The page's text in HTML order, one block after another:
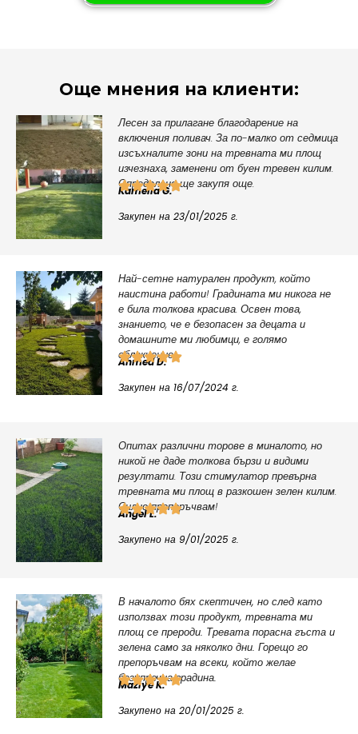
Още мнения на клиенти:
Лесен за прилагане благодарение на
включения поливач. За по-малко от седмица
изсъхналите зони на тревната ми площ
изчезнаха, заменени от буен тревен килим.
Определено ще закупя още.
Kamelia G.
Закупен на 23/01/2025 г.
Най-сетне натурален продукт, който
наистина работи! Градината ми никога не
е била толкова красива. Освен това,
знанието, че е безопасен за децата и
домашните ми любимци, е голямо
облекчение.
Ahmed D.
Закупен на 16/07/2024 г.
Опитах различни торове в миналото, но
никой не даде толкова бързи и видими
резултати. Този стимулатор превърна
тревната ми площ в разкошен зелен килим.
Силно препоръчвам!
Angel L.
Закупено на 9/01/2025 г.
В началото бях скептичен, но след като
използвах този продукт, тревната ми
площ се прероди. Тревата порасна гъста и
зелена само за няколко дни. Горещо го
препоръчвам на всеки, който желае
безупречна градина.
Maziye K.
Закупено на 20/01/2025 г.